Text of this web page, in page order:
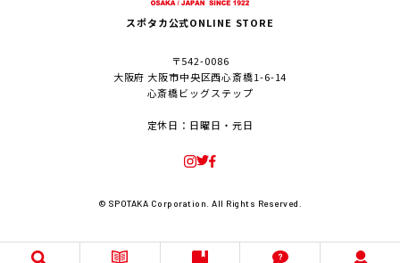
スポタカ公式ONLINE STORE
〒542-0086
大阪府 大阪市中央区西心斎橋1-6-14
心斎橋ビッグステップ
定休日：日曜日・元日
© SPOTAKA Corporation. All Rights Reserved.